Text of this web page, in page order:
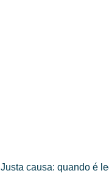
Justa causa: quando é